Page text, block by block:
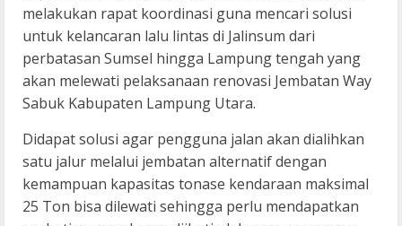
melakukan rapat koordinasi guna mencari solusi
untuk kelancaran lalu lintas di Jalinsum dari
perbatasan Sumsel hingga Lampung tengah yang
akan melewati pelaksanaan renovasi Jembatan Way
Sabuk Kabupaten Lampung Utara.
Didapat solusi agar pengguna jalan akan dialihkan
satu jalur melalui jembatan alternatif dengan
kemampuan kapasitas tonase kendaraan maksimal
25 Ton bisa dilewati sehingga perlu mendapatkan